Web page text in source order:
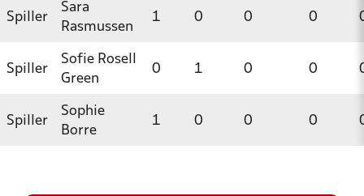
Spiller
Sara
Rasmussen
1 0 0 0
Spiller
Sofie Rosell
Green
0 1 0 0
Spiller
Sophie
Borre
1 0 0 0